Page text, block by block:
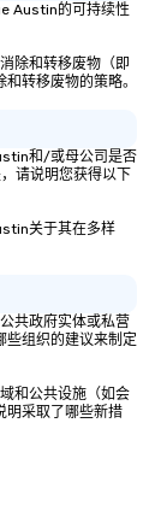
Austin的可持续性
除和转移废物（即
转移废物的策略。
和/或母公司是否
请说明您获得以下
关于其在多样
共政府实体或私营
些组织的建议来制定
和公共设施（如会
明采取了哪些新措